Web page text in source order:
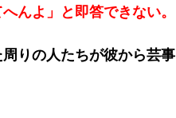
んよ」と即答できない。
りの人たちが彼から芸